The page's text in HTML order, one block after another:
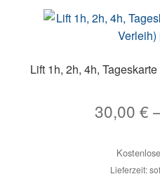
Lift 1h, 2h, 4h,
30,00 €
Lieferzeit: